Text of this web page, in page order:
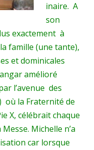
inaire. A
son
exactement à
famille (une tante),
et dominicales
amélioré
l’avenue des
où la Fraternité de
X, célébrait chaque
Michelle n’a
car lorsque